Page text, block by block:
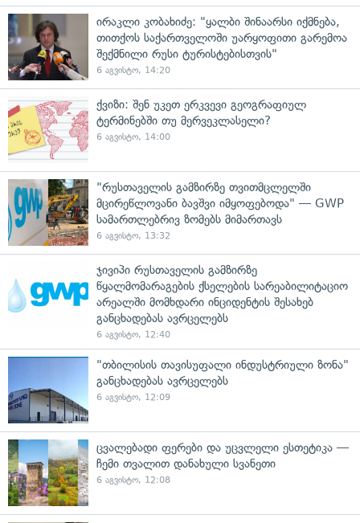
ირაკლი კობახიძე: "ყალბი შინაარსი იქმნება,
თითქოს საქართველოში უარყოფითი გარემოა
შექმნილი რუსი ტურისტებისთვის"
6 აგვისტო, 14:20
ქვიზი: შენ უკეთ ერკვევი გეოგრაფიულ
ტერმინებში თუ მერვეკლასელი?
6 აგვისტო, 14:00
"რუსთაველის გამზირზე თვითმცლელში
მცირეწლოვანი ბავშვი იმყოფებოდა" — GWP
სამართლებრივ ზომებს მიმართავს
6 აგვისტო, 13:32
ჯივიპი რუსთაველის გამზირზე
წყალმომარაგების ქსელების სარეაბილიტაციო
არეალში მომხდარი ინციდენტის შესახებ
განცხადებას ავრცელებს
6 აგვისტო, 12:40
"თბილისის თავისუფალი ინდუსტრიული ზონა"
განცხადებას ავრცელებს
6 აგვისტო, 12:09
ცვალებადი ფერები და უცვლელი ესთეტიკა —
ჩემი თვალით დანახული სვანეთი
6 აგვისტო, 12:08